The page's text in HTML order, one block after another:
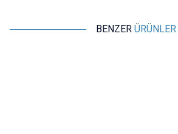
BENZER ÜRÜNLER